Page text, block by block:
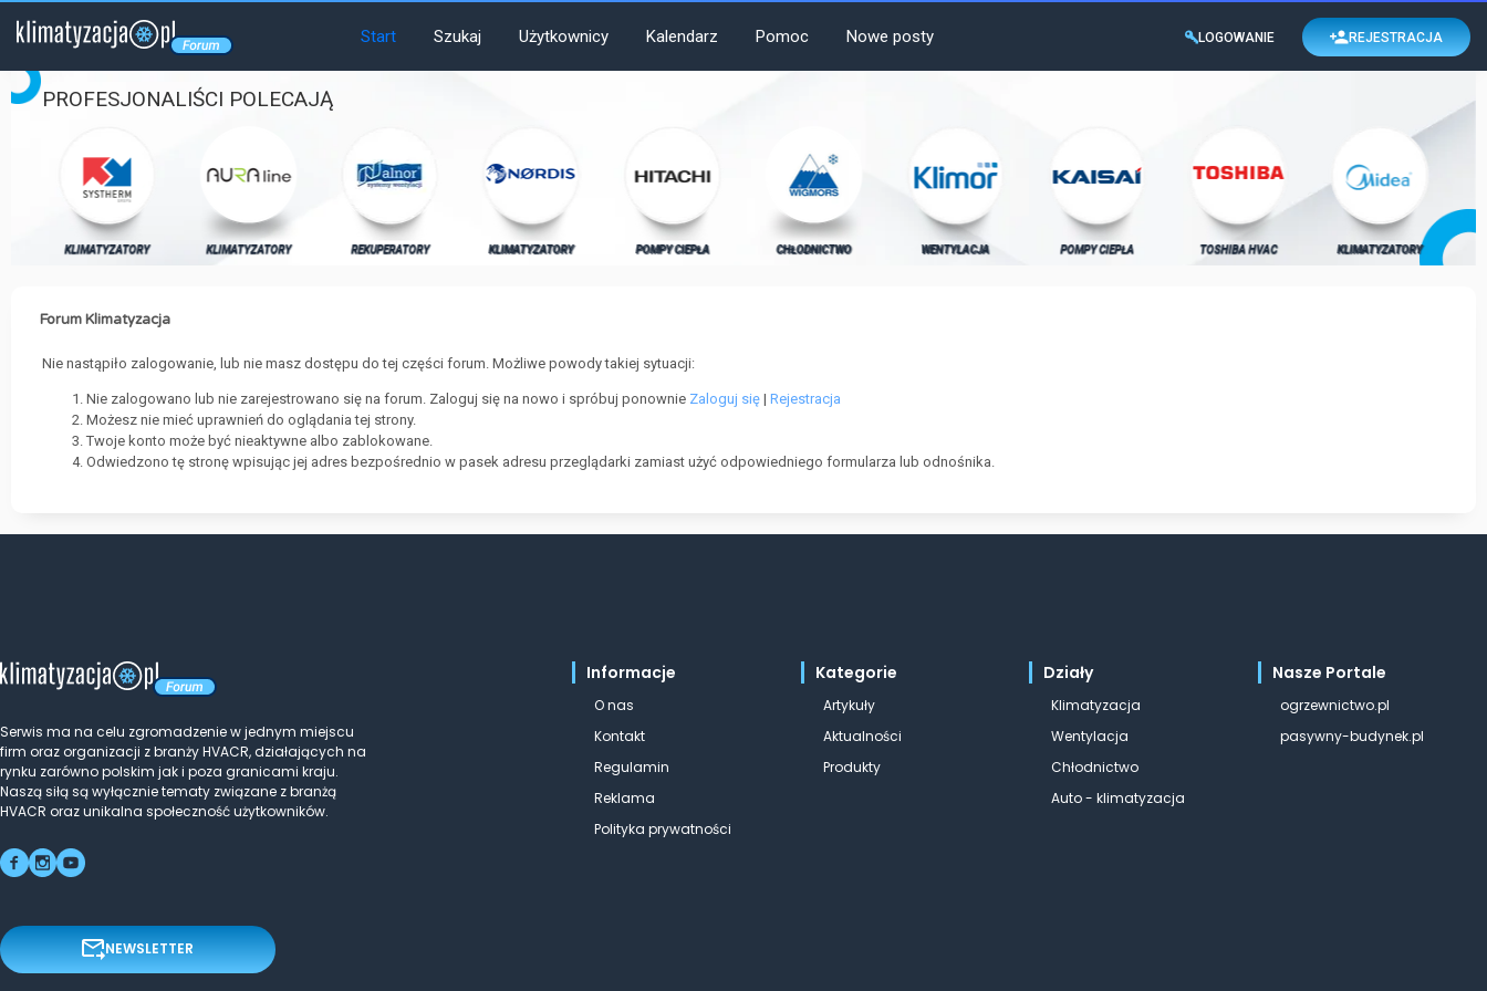
LOGOWANIE REJESTRACJA
Start Szukaj Użytkownicy Kalendarz Pomoc Nowe posty
PROFESJONALIŚCI POLECAJĄ
KLIMATYZATORY KLIMATYZATORY REKUPERATORY KLIMATYZATORY POMPY CIEPŁA CHŁODNICTWO WENTYLACJA POMPY CIEPŁA TOSHIBA HVAC KLIMATYZATORY
Forum Klimatyzacja
Nie nastąpiło zalogowanie, lub nie masz dostępu do tej części forum. Możliwe powody takiej sytuacji:
Nie zalogowano lub nie zarejestrowano się na forum. Zaloguj się na nowo i spróbuj ponownie Zaloguj się| Rejestracja
Możesz nie mieć uprawnień do oglądania tej strony.
Twoje konto może być nieaktywne albo zablokowane.
Odwiedzono tę stronę wpisując jej adres bezpośrednio w pasek adresu przeglądarki zamiast użyć odpowiedniego formularza lub odnośnika.
Serwis ma na celu zgromadzenie w jednym miejscu
firm oraz organizacji z branży HVACR, działających na
rynku zarówno polskim jak i poza granicami kraju.
Naszą siłą są wyłącznie tematy związane z branżą
HVACR oraz unikalna społeczność użytkowników.
NEWSLETTER
Informacje
O nas
Kontakt
Regulamin
Reklama
Polityka prywatności
Kategorie
Artykuły
Aktualności
Produkty
Działy
Klimatyzacja
Wentylacja
Chłodnictwo
Auto - klimatyzacja
Nasze Portale
ogrzewnictwo.pl
pasywny-budynek.pl